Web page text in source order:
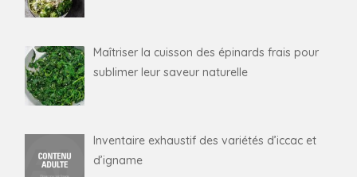
Maîtriser la cuisson des épinards frais pour
sublimer leur saveur naturelle
Inventaire exhaustif des variétés d’iccac et
d’igname